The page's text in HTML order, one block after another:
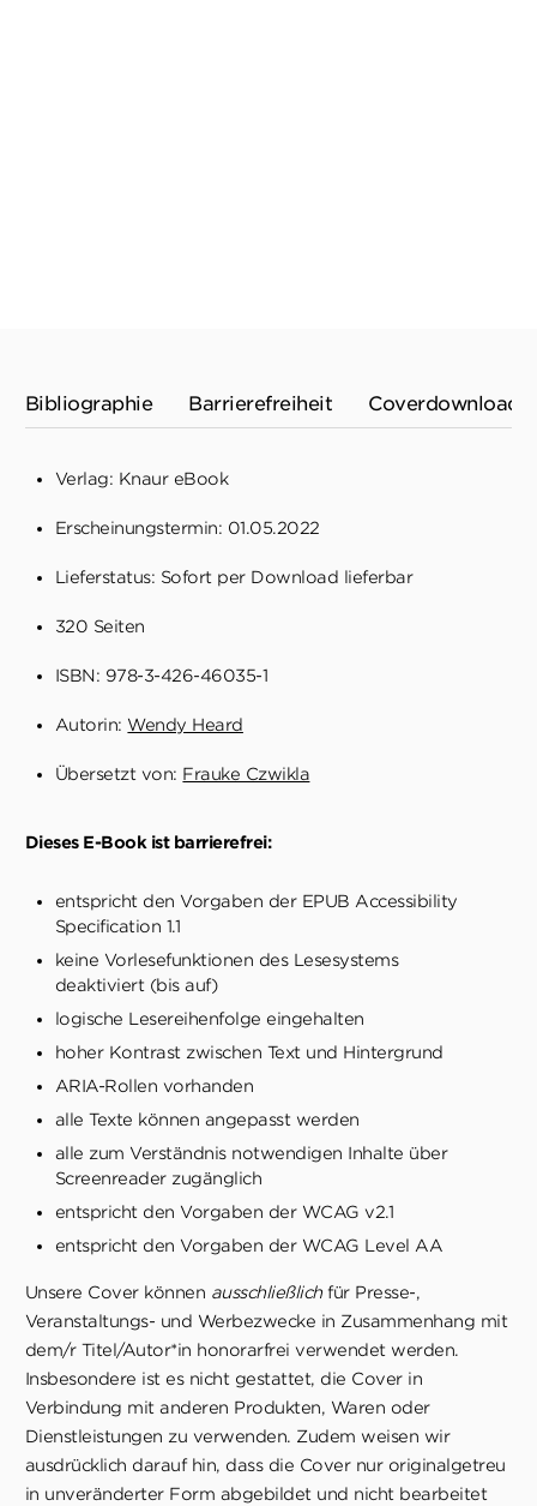
Bibliographie Barrierefreiheit Coverdownload
Verlag: Knaur eBook
Übersetzt von: Frauke Czwikla
Erscheinungstermin: 01.05.2022
Lieferstatus: Sofort per Download lieferbar
ISBN: 978-3-426-46035-1
320 Seiten
Autorin: Wendy Heard
Dieses E-Book ist barrierefrei:
entspricht den Vorgaben der EPUB Accessibility
Specification 1.1
keine Vorlesefunktionen des Lesesystems
deaktiviert (bis auf)
logische Lesereihenfolge eingehalten
hoher Kontrast zwischen Text und Hintergrund
ARIA-Rollen vorhanden
alle Texte können angepasst werden
alle zum Verständnis notwendigen Inhalte über
Screenreader zugänglich
entspricht den Vorgaben der WCAG v2.1
entspricht den Vorgaben der WCAG Level AA
Unsere Cover können ausschließlichfür Presse-,
Veranstaltungs- und Werbezwecke in Zusammenhang mit
dem/r Titel/Autor*in honorarfrei verwendet werden.
Insbesondere ist es nicht gestattet, die Cover in
Verbindung mit anderen Produkten, Waren oder
Dienstleistungen zu verwenden. Zudem weisen wir
ausdrücklich darauf hin, dass die Cover nur originalgetreu
in unveränderter Form abgebildet und nicht bearbeitet